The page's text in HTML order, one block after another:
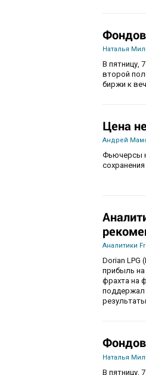
Наталья
В пятницу,
второй
биржи к
Цена
Андрей
Фьючерсы
Аналитики
Dorian LPG
прибыль
фрахта на
поддержал
Наталья
В пятницу,